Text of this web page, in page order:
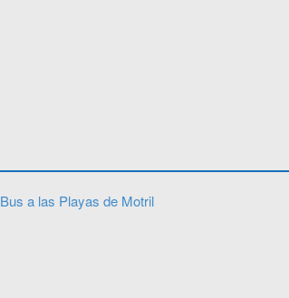
Bus a las Playas de Motril